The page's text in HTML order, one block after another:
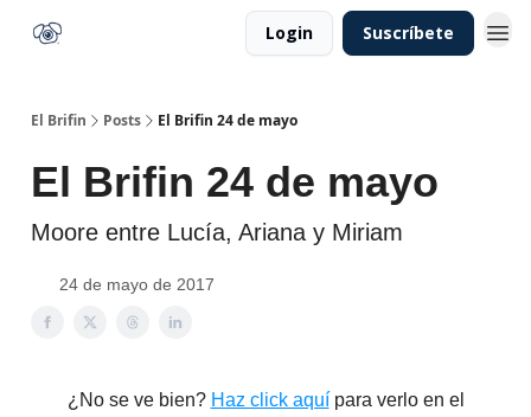
Login Suscríbete
El Brifin Posts El Brifin 24 de mayo
El Brifin 24 de mayo
Moore entre Lucía, Ariana y Miriam
24 de mayo de 2017
¿No se ve bien? Haz click aquípara verlo en el